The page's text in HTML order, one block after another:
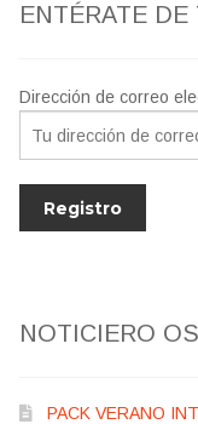
ENTÉRATE
Dirección de correo
NOTICIERO
PACK VERANO